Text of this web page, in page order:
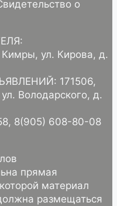
о
Кимры, ул. Кирова, д.
171506,
Володарского, д.
8(905) 608-80-08
прямая
материал
размещаться